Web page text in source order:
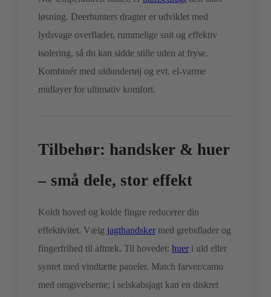
løsning. Deerhunters dragter er udviklet med
lydsvage overflader, rummelige snit og effektiv
isolering, så du kan sidde stille uden at fryse.
Kombinér med uldundertøj og evt. el-varme
midlayer for ultimativ komfort.
Tilbehør: handsker & huer
– små dele, stor effekt
Koldt hoved og kolde fingre reducerer din
effektivitet. Vælg jagthandsker med grebsflader og
fingerfrihed til aftræk. Til hovedet: huer i uld eller
syntet med vindtætte paneler. Match farver/camo
med omgivelserne; i selskabsjagt kan en diskret